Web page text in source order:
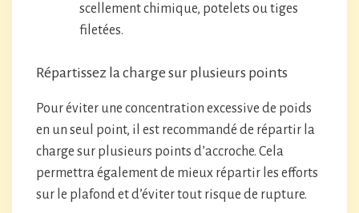
scellement chimique, potelets ou tiges
filetées.
Répartissez la charge sur plusieurs points
Pour éviter une concentration excessive de poids
en un seul point, il est recommandé de répartir la
charge sur plusieurs points d’accroche. Cela
permettra également de mieux répartir les efforts
sur le plafond et d’éviter tout risque de rupture.